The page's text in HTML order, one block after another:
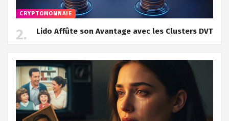
CRYPTOMONNAIE
Lido Affûte son Avantage avec les Clusters DVT